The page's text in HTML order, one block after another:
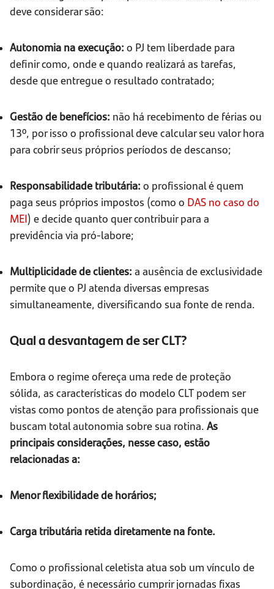
deve considerar são:
Autonomia na execução: o PJ tem liberdade para
definir como, onde e quando realizará as tarefas,
desde que entregue o resultado contratado;
Gestão de benefícios: não há recebimento de férias ou
13º, por isso o profissional deve calcular seu valor hora
para cobrir seus próprios períodos de descanso;
Responsabilidade tributária: o profissional é quem
paga seus próprios impostos (como o DAS no caso do
MEI) e decide quanto quer contribuir para a
previdência via pró-labore;
Multiplicidade de clientes: a ausência de exclusividade
permite que o PJ atenda diversas empresas
simultaneamente, diversificando sua fonte de renda.
Qual a desvantagem de ser CLT?
Embora o regime ofereça uma rede de proteção
sólida, as características do modelo CLT podem ser
vistas como pontos de atenção para profissionais que
buscam total autonomia sobre sua rotina. As
principais considerações, nesse caso, estão
relacionadas a:
Menor flexibilidade de horários;
Carga tributária retida diretamente na fonte.
Como o profissional celetista atua sob um vínculo de
subordinação, é necessário cumprir jornadas fixas